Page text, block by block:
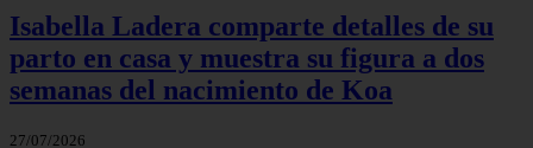
Isabella Ladera comparte detalles de su
parto en casa y muestra su figura a dos
semanas del nacimiento de Koa
27/07/2026